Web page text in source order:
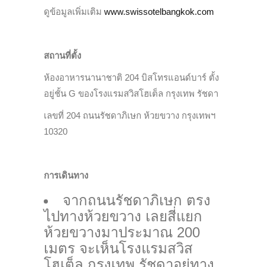
ดูข้อมูลเพิ่มเติม www.swissotelbangkok.com
สถานที่ตั้ง
ห้องอาหารนานาชาติ 204 บิสโทรแอนด์บาร์ ตั้ง
อยู่ชั้น G ของโรงแรมสวิสโฮเต็ล กรุงเทพ รัชดา
เลขที่ 204 ถนนรัชดาภิเษก ห้วยขวาง กรุงเทพฯ
10320
การเดินทาง
จากถนนรัชดาภิเษก ตรง
ไปทางห้วยขวาง เลยสี่แยก
ห้วยขวางมาประมาณ 200
เมตร จะเห็นโรงแรมสวิส